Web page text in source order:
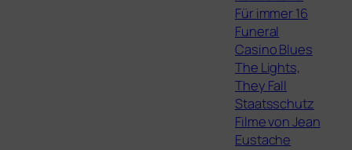
Für immer 16
Funeral
Casino Blues
The Lights,
They Fall
Staatsschutz
Filme von Jean
Eustache